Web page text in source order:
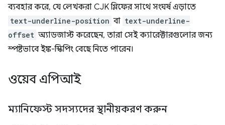
ব্যবহার করে, যে লেখকরা CJK গ্লিফের সাথে সংঘর্ষ এড়াতে
text-underline-position বা text-underline-
offset অ্যাডজাস্ট করেছেন, তারা সেই ক্যারেক্টারগুলোর জন্য
স্পষ্টভাবে ইঙ্ক-স্কিপিং বেছে নিতে পারেন।
ওয়েব এপিআই
ম্যানিফেস্ট সদস্যদের স্থানীয়করণ করুন